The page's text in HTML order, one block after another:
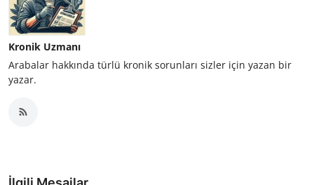
Kronik Uzmanı
Arabalar hakkında türlü kronik sorunları sizler için yazan bir
yazar.